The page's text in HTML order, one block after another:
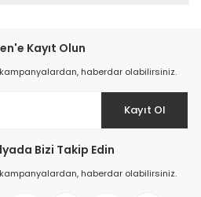
Kayıt Olun
haberdar olabilirsiniz.
Kayıt Ol
Bizi Takip Edin
haberdar olabilirsiniz.